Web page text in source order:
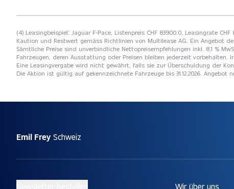
(4) Leasingbeispiel: Jaguar F-Pace, Listenpreis CHF 83900.0, Leasingrate
Kaution und Restwert gemäss Richtlinien von Multilease AG. Ein Angebot
Sämtliche Preise sind unverbindliche Nettopreisempfehlungen inkl. 8,1 %
Fahrzeugen, deren Ausstattung oder Preisen bleiben jederzeit
Eine Leasingvergabe wird nicht gewährt, falls sie zur Überschuldung der
Die Aktion ist gültig auf gekennzeichnete Fahrzeuge bis 31.12.2026.
Emil Frey Schweiz
Wir über uns